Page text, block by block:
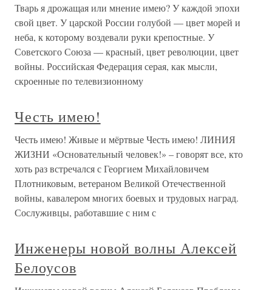
Тварь я дрожащая или мнение имею? У каждой эпохи
свой цвет. У царской России голубой — цвет морей и
неба, к которому воздевали руки крепостные. У
Советского Союза — красный, цвет революции, цвет
войны. Российская Федерация серая, как мысли,
скроенные по телевизионному
Честь имею!
Честь имею! Живые и мёртвые Честь имею! ЛИНИЯ
ЖИЗНИ «Основательный человек!» – говорят все, кто
хоть раз встречался с Георгием Михайловичем
Плотниковым, ветераном Великой Отечественной
войны, кавалером многих боевых и трудовых наград.
Сослуживцы, работавшие с ним с
Инженеры новой волны Алексей
Белоусов